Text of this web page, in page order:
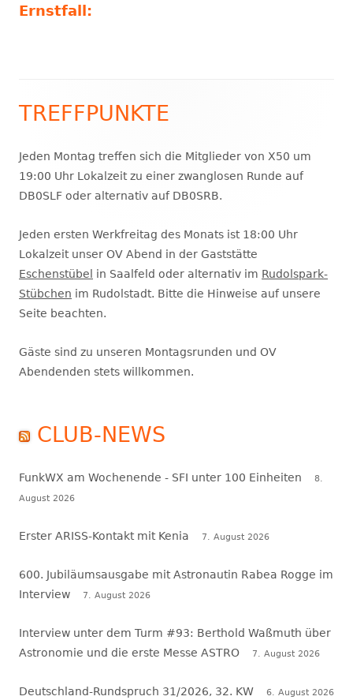
Ernstfall:
Haupt-
Seitenleiste
TREFFPUNKTE
Jeden Montag treffen sich die Mitglieder von X50 um
19:00 Uhr Lokalzeit zu einer zwanglosen Runde auf
DB0SLF oder alternativ auf DB0SRB.
Jeden ersten Werkfreitag des Monats ist 18:00 Uhr
Lokalzeit unser OV Abend in der Gaststätte
Eschenstübel
in Saalfeld oder alternativ im Rudolspark-
Stübchen im Rudolstadt. Bitte die Hinweise auf unsere
Seite beachten.
Gäste sind zu unseren Montagsrunden und OV
Abendenden stets willkommen.
CLUB-NEWS
FunkWX am Wochenende - SFI unter 100 Einheiten
8.
August 2026
Erster ARISS-Kontakt mit Kenia 7. August 2026
600. Jubiläumsausgabe mit Astronautin Rabea Rogge im
Interview
7. August 2026
Interview unter dem Turm #93: Berthold Waßmuth über
Astronomie und die erste Messe ASTRO
7. August 2026
Deutschland-Rundspruch 31/2026, 32. KW 6. August 2026